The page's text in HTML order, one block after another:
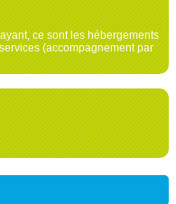
ce sont les hébergements
(accompagnement par